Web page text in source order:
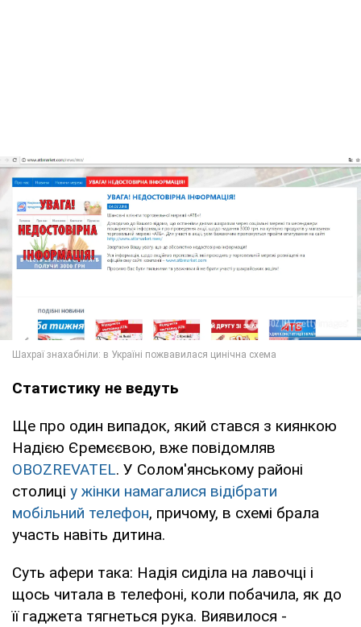
Статистику не ведуть
Ще про один випадок, який стався з киянкою
Надією Єремєєвою, вже повідомляв
OBOZREVATEL. У Солом'янському районі
столиці у жінки намагалися відібрати
мобільний телефон, причому, в схемі брала
участь навіть дитина.
Суть афери така: Надія сиділа на лавочці і
щось читала в телефоні, коли побачила, як до
її гаджета тягнеться рука. Виявилося -